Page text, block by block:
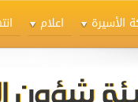
الأسيرة اعلام